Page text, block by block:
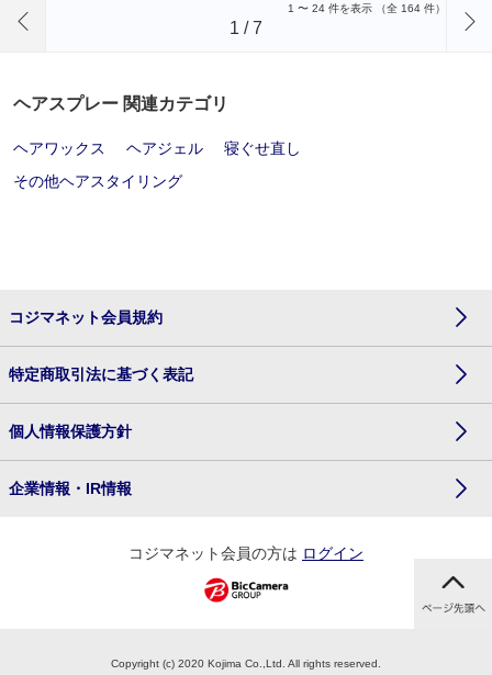
1 〜 24 件を表示 （全 164 件）
1 /7
ヘアスプレー 関連カテゴリ
ヘアワックス ヘアジェル
寝ぐせ直し
その他ヘアスタイリング
コジマネット会員規約
特定商取引法に基づく表記
個人情報保護方針
企業情報・IR情報
コジマネット会員の方は ログイン
Copyright (c) 2020 Kojima Co.,Ltd. All rights reserved.